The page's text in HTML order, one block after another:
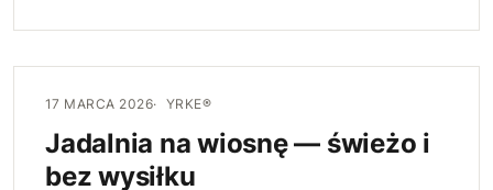
17 MARCA 2026 YRKE®
Jadalnia na wiosnę — świeżo i
bez wysiłku